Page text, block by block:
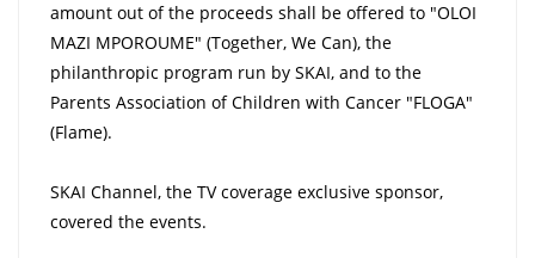
amount out of the proceeds shall be offered to "OLOI
MAZI MPOROUME" (Together, We Can), the
philanthropic program run by SKAI, and to the
Parents Association of Children with Cancer "FLOGA"
(Flame).
SKAI Channel, the TV coverage exclusive sponsor,
covered the events.